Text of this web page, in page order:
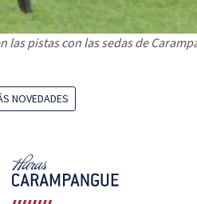
las pistas con las sedas de
NOVEDADES